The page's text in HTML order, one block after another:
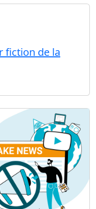
fiction de la